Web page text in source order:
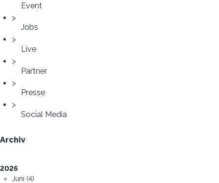
Event
Jobs
Live
Partner
Presse
Social Media
Archiv
2026
Juni (4)